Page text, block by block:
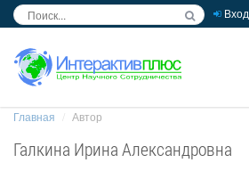
Вход
Главная Автор
Галкина Ирина Александровна